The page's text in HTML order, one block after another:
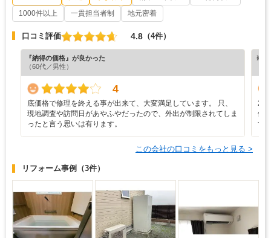
1000件以上
一貫担当者制 地元密着
口コミ評価 4.8 （4件）
『納得の価格』が良かった
（60代／男性）
4
底価格で修理を終える事が出来て、大変満足しています。 只、
現地調査や訪問日があやふやだったので、外出が制限されてしま
ったと言う思いは有ります。
※ホ
2年
修
す
この会社の口コミをもっと見る >
リフォーム事例 （3件）